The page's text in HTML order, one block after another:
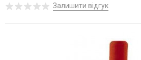
Залишити відгук